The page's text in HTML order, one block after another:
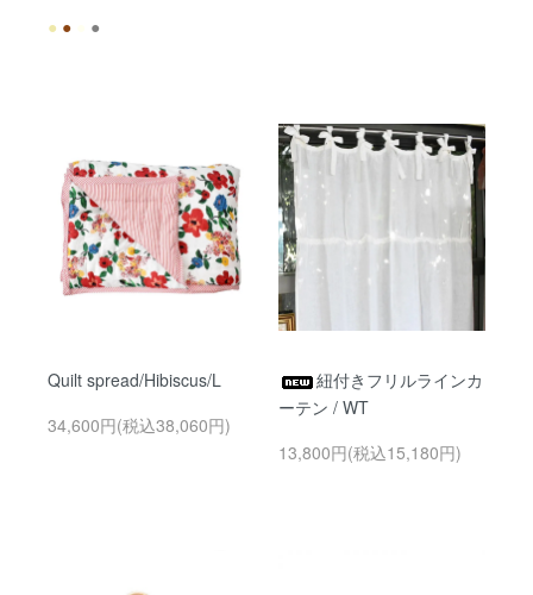
● ● ●
Quilt spread/Hibiscus/L
34,600円(税込38,060円)
紐付きフリルラインカ
ーテン / WT
13,800円(税込15,180円)